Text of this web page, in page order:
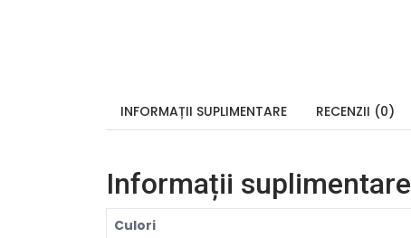
INFORMAȚII SUPLIMENTARE RECENZII (0)
Informații suplimentare
Culori